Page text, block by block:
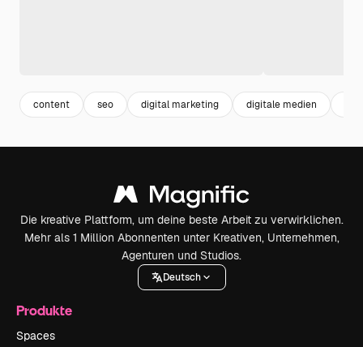
content seo digital marketing digitale medien
Die kreative Plattform, um deine beste Arbeit zu verwirklichen.
Mehr als 1 Million Abonnenten unter Kreativen, Unternehmen,
Agenturen und Studios.
Deutsch
Produkte
Spaces